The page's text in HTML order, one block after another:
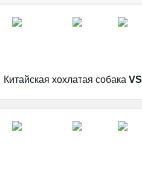
Китайская хохлатая собака VS